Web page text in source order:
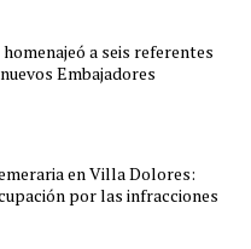
a seis referentes
Embajadores
en Villa Dolores:
por las infracciones